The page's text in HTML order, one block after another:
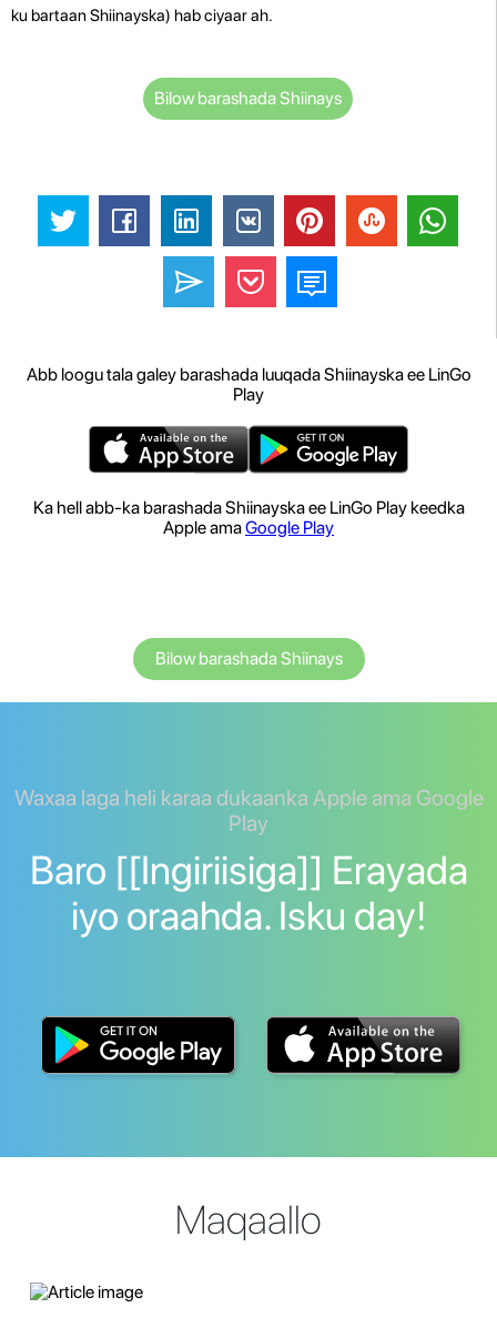
ku bartaan Shiinayska) hab ciyaar ah.
Bilow barashada Shiinays
Abb loogu tala galey barashada luuqada Shiinayska ee LinGo
Play
Ka hell abb-ka barashada Shiinayska ee LinGo Play keedka
Apple amaGoogle Play
Bilow barashada Shiinays
Waxaa laga heli karaa dukaanka Apple ama Google
Play
Baro [[Ingiriisiga]] Erayada
iyo oraahda. Isku day!
Maqaallo